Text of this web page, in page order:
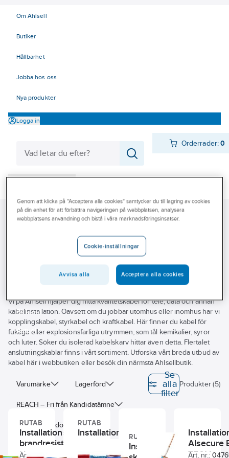
Om Ahlsell
Butiker
Hållbarhet
Jobba hos oss
Nya produkter
Logga in
Orderrader:0
Varumärken
Kampanjer
Bli kund
Aktuellt
Ahlsell Produkter El Kabel 00-05, 47-49
04 Installationskabel
Brandresistent installations kabel
Vi på Ahlsell hjälper dig hitta kvalitetskabel för tele, data och annan
kabelinstallation. Oavsett om du jobbar utomhus eller inomhus har vi
kopplingskabel, styrkabel och kraftkabel. Här finner du kabel för
fuktiga eller explosionsfarliga utrymmen, som tål kemikalier, syror
och luter. Söker du isolerad kabelskarv hittar även detta. Flertalet
anslutningskablar finns i vårt sortiment. Utforska vårt breda utbud av
kabel här i webbutiken eller besök din närmsta Ahlsellbutik.
Varumärke Lagerförd
REACH – Fri från Kandidatämne
Byggvarubedömningen
Färg yttre mantel
Se
alla
filter
Produkter (5)
RUTAB
Installationskabel
brandresistent
Novosafe 450/750
Art. nr.: 0477010
RUTAB
Installationskabel
brandresistent
Novosafe
Art. nr.: 0477400
RUTAB
Installationskabel,Alsecure
750V
Art. nr.:
Genom att klicka på "Acceptera alla cookies" samtycker du till lagring av cookies
på din enhet för att förbättra navigeringen på webbplatsen, analysera
webbplatsens användning och bistå i våra marknadsföringsinsatser.
Cookie-inställningar
Avvisa alla Acceptera alla cookies